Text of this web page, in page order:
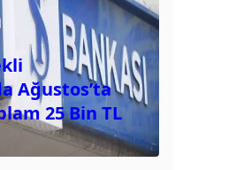
Ağustos’ta
25 Bin TL